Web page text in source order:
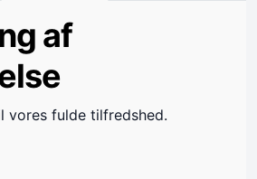
af
vores fulde tilfredshed.